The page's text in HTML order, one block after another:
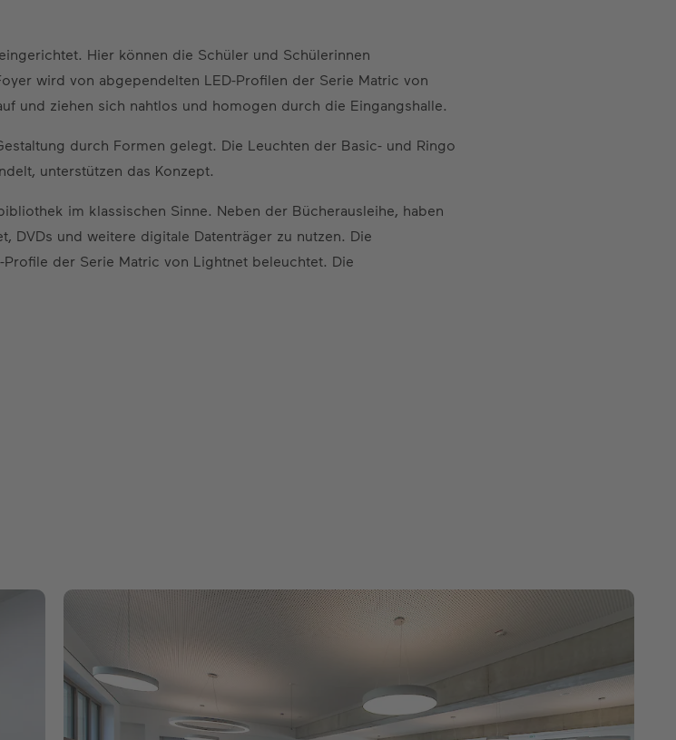
Hier können die Schüler und Schülerinnen
wird von abgependelten LED-Profilen der Serie Matric von
und ziehen sich nahtlos und homogen durch die Eingangshalle.
durch Formen gelegt. Die Leuchten der Basic- und Ringo
unterstützen das Konzept.
im klassischen Sinne. Neben der Bücherausleihe, haben
DVDs und weitere digitale Datenträger zu nutzen. Die
der Serie Matric von Lightnet beleuchtet. Die